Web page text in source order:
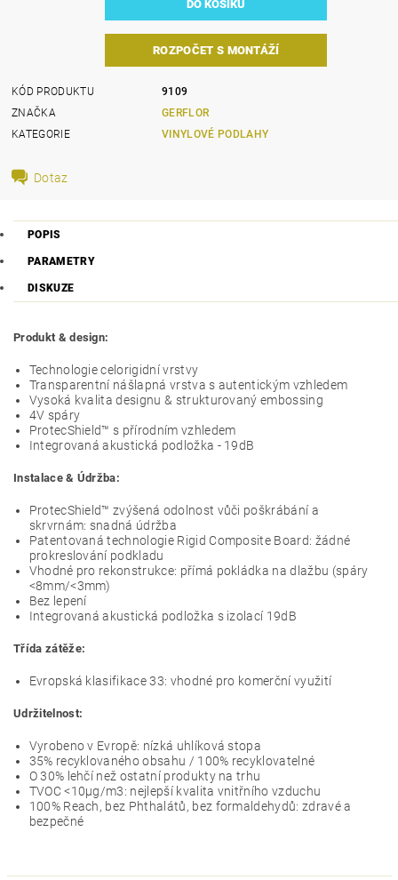
ROZPOČET S MONTÁŽÍ
KÓD PRODUKTU
9109
ZNAČKA
GERFLOR
KATEGORIE
VINYLOVÉ PODLAHY
Dotaz
POPIS
PARAMETRY
DISKUZE
Produkt & design:
Technologie celorigidní vrstvy
Transparentní nášlapná vrstva s autentickým vzhledem
Vysoká kvalita designu & strukturovaný embossing
4V spáry
ProtecShield™ s přírodním vzhledem
Integrovaná akustická podložka - 19dB
Instalace & Údržba:
ProtecShield™ zvýšená odolnost vůči poškrábání a
skrvrnám: snadná údržba
Patentovaná technologie Rigid Composite Board: žádné
prokreslování podkladu
Vhodné pro rekonstrukce: přímá pokládka na dlažbu (spáry
<8mm/<3mm)
Bez lepení
Integrovaná akustická podložka s izolací 19dB
Třída zátěže:
Evropská klasifikace 33: vhodné pro komerční využití
Udržitelnost:
Vyrobeno v Evropě: nízká uhlíková stopa
35% recyklovaného obsahu / 100% recyklovatelné
O 30% lehčí než ostatní produkty na trhu
TVOC <10µg/m3: nejlepší kvalita vnitřního vzduchu
100% Reach, bez Phthalátů, bez formaldehydů: zdravé a
bezpečné